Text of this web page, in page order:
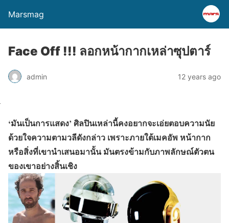
Marsmag
Face Off !!! ลอกหน้ากากเหล่าซุปตาร์
admin 12 years ago
‘มันเป็นการแสดง’ ศิลปินเหล่านี้คงอยากจะเอ่ยตอบความนัย
ด้วยใจความตามวลีดังกล่าว เพราะภายใต้เมคอัพ หน้ากาก
หรือสิ่งที่เขานำเสนอมานั้น มันตรงข้ามกับภาพลักษณ์ตัวตน
ของเขาอย่างสิ้นเชิง